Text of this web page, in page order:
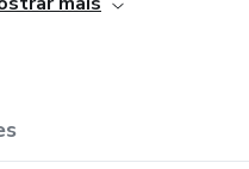
coleciona
não valorizou?") e com